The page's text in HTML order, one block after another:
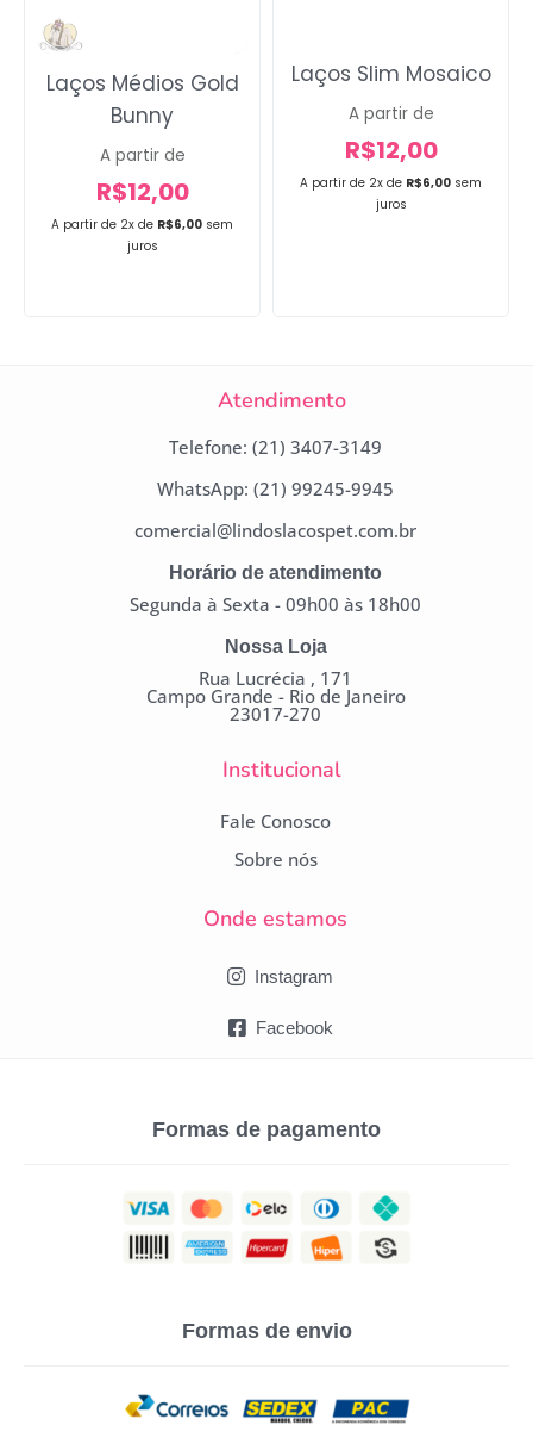
A partir de 2x de R$6,00 sem
juros
Laços Médios Gold
Bunny
A partir de
R$12,00 A partir de 2x de R$6,00 sem
juros
Laços Slim Mosaico
A partir de
R$12,00
Atendimento
Telefone: (21) 3407-3149
WhatsApp: (21) 99245-9945
comercial@lindoslacospet.com.br
Horário de atendimento
Segunda à Sexta - 09h00 às 18h00
Nossa Loja
Rua Lucrécia , 171
Campo Grande - Rio de Janeiro
23017-270
Institucional
Fale Conosco
Sobre nós
Onde estamos
Instagram
Facebook
Formas de pagamento
Formas de envio